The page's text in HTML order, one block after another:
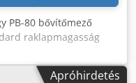
PB-80 bővítőmező
raklapmagasság
6 szintre
helyekkel együtt
Apróhirdetés